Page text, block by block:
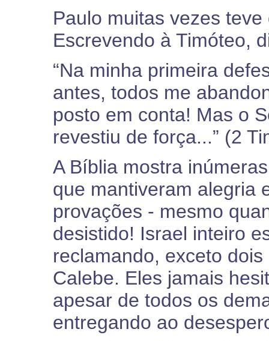
Paulo muitas vezes
Escrevendo à Timóteo,
“Na minha primeira
antes, todos me
posto em conta! Mas o
revestiu de força...” (2
A Bíblia mostra
que mantiveram alegria
provações - mesmo
desistido! Israel inteiro
reclamando, exceto
Calebe. Eles jamais
apesar de todos os
entregando ao